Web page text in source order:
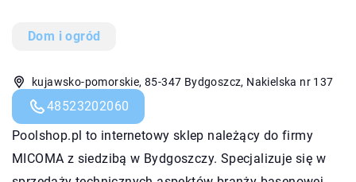
Dom i ogród
kujawsko-pomorskie, 85-347 Bydgoszcz, Nakielska nr 137
48523202060
Poolshop.pl to internetowy sklep należący do firmy
MICOMA z siedzibą w Bydgoszczy. Specjalizuje się w